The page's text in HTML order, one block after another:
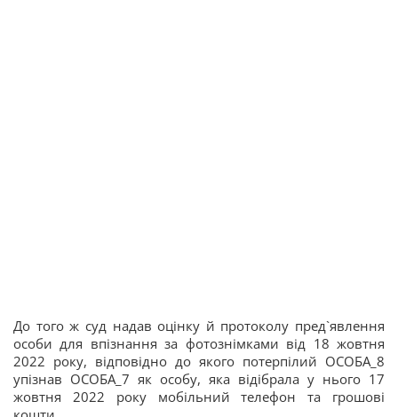
До того ж суд надав оцінку й протоколу пред`явлення
особи для впізнання за фотознімками від 18 жовтня
2022 року, відповідно до якого потерпілий ОСОБА_8
упізнав ОСОБА_7 як особу, яка відібрала у нього 17
жовтня 2022 року мобільний телефон та грошові